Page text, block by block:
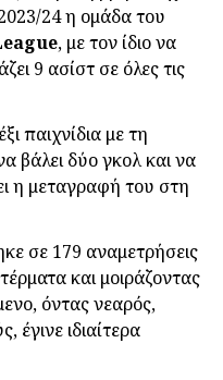
24 η ομάδα του
, με τον ίδιο να
9 ασίστ σε όλες τις
παιχνίδια με τη
βάλει δύο γκολ και να
η μεταγραφή του στη
σε 179 αναμετρήσεις
και μοιράζοντας
όντας νεαρός,
έγινε ιδιαίτερα